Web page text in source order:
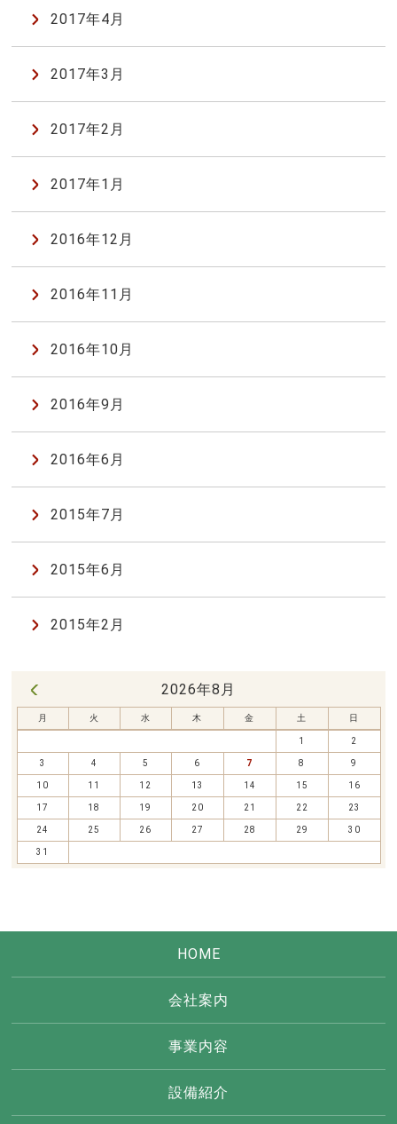
2017年4月
2017年3月
2017年2月
2017年1月
2016年12月
2016年11月
2016年10月
2016年9月
2016年6月
2015年7月
2015年6月
2015年2月
2026年8月
月 火 水 木 金 土 日
1 2
3 4 5 6 7 8 9
10 11 12 13 14 15 16
17 18 19 20 21 22 23
24 25 26 27 28 29 30
31
HOME
会社案内
事業内容
設備紹介